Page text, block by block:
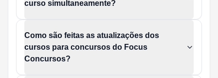
curso simultaneamente?
Como são feitas as atualizações dos
cursos para concursos do Focus
Concursos?